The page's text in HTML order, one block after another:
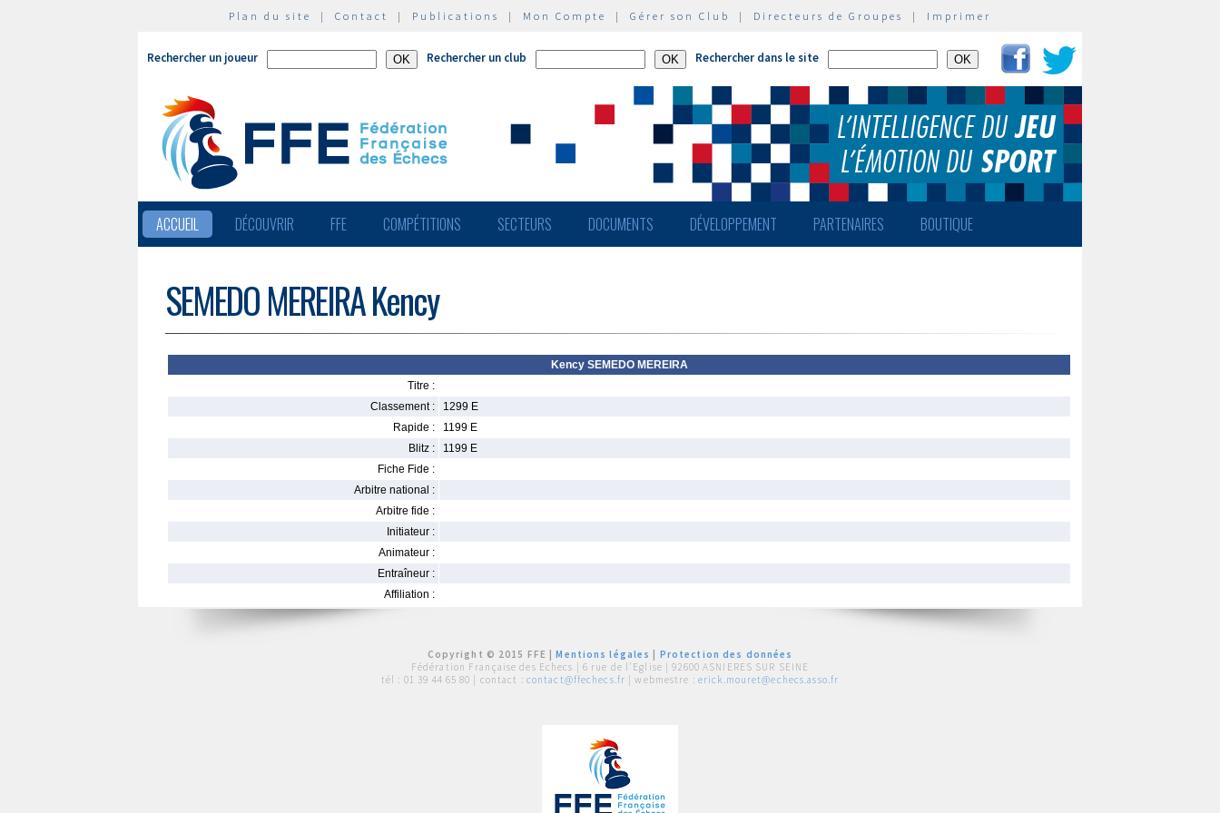
Plan du site | Contact | Publications | Mon Compte | Gérer son Club | Directeurs de Groupes | Imprimer
Rechercher un joueur Rechercher un club Rechercher dans le site
ACCUEIL DÉCOUVRIR FFE COMPÉTITIONS SECTEURS DOCUMENTS DÉVELOPPEMENT PARTENAIRES BOUTIQUE
SEMEDO MEREIRA Kency
Kency SEMEDO MEREIRA
Titre :
Classement :
1299 E
Rapide :
1199 E
Blitz :
1199 E
Fiche Fide :
Arbitre national :
Arbitre fide :
Initiateur :
Animateur :
Entraîneur :
Affiliation :
Copyright © 2015 FFE |Mentions légales
Protection des données
Fédération Française des Echecs | 6 rue de l'Eglise | 92600 ASNIERES SUR SEINE
tél : 01 39 44 65 80 | contact : contact@ffechecs.fr | webmestre : erick.mouret@echecs.asso.fr